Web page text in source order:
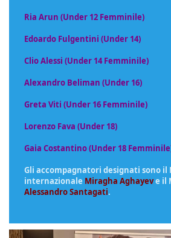
Ria Arun (Under 12 Femminile)
Edoardo Fulgentini (Under 14)
Clio Alessi (Under 14 Femminile)
Alexandro Beliman (Under 16)
Greta Viti (Under 16 Femminile)
Lorenzo Fava (Under 18)
Gaia Costantino (Under 18
Gli accompagnatori designati sono il
internazionale Miragha Aghayeve il
Alessandro Santagati.